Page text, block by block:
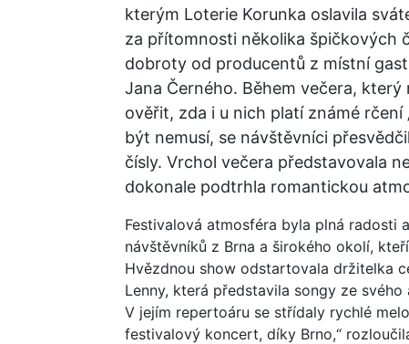
kterým Loterie Korunka oslavila
za přítomnosti několika špičkových
dobroty od producentů z místní
Jana Černého. Během večera,
ověřit, zda i u nich platí známé
být nemusí, se návštěvníci
čísly. Vrchol večera představovala
dokonale podtrhla romantickou
Festivalová atmosféra byla plná
návštěvníků z Brna a širokého okolí,
Hvězdnou show odstartovala držitelka
Lenny, která představila songy ze
V jejím repertoáru se střídaly rychlé
festivalový koncert, díky Brno,“